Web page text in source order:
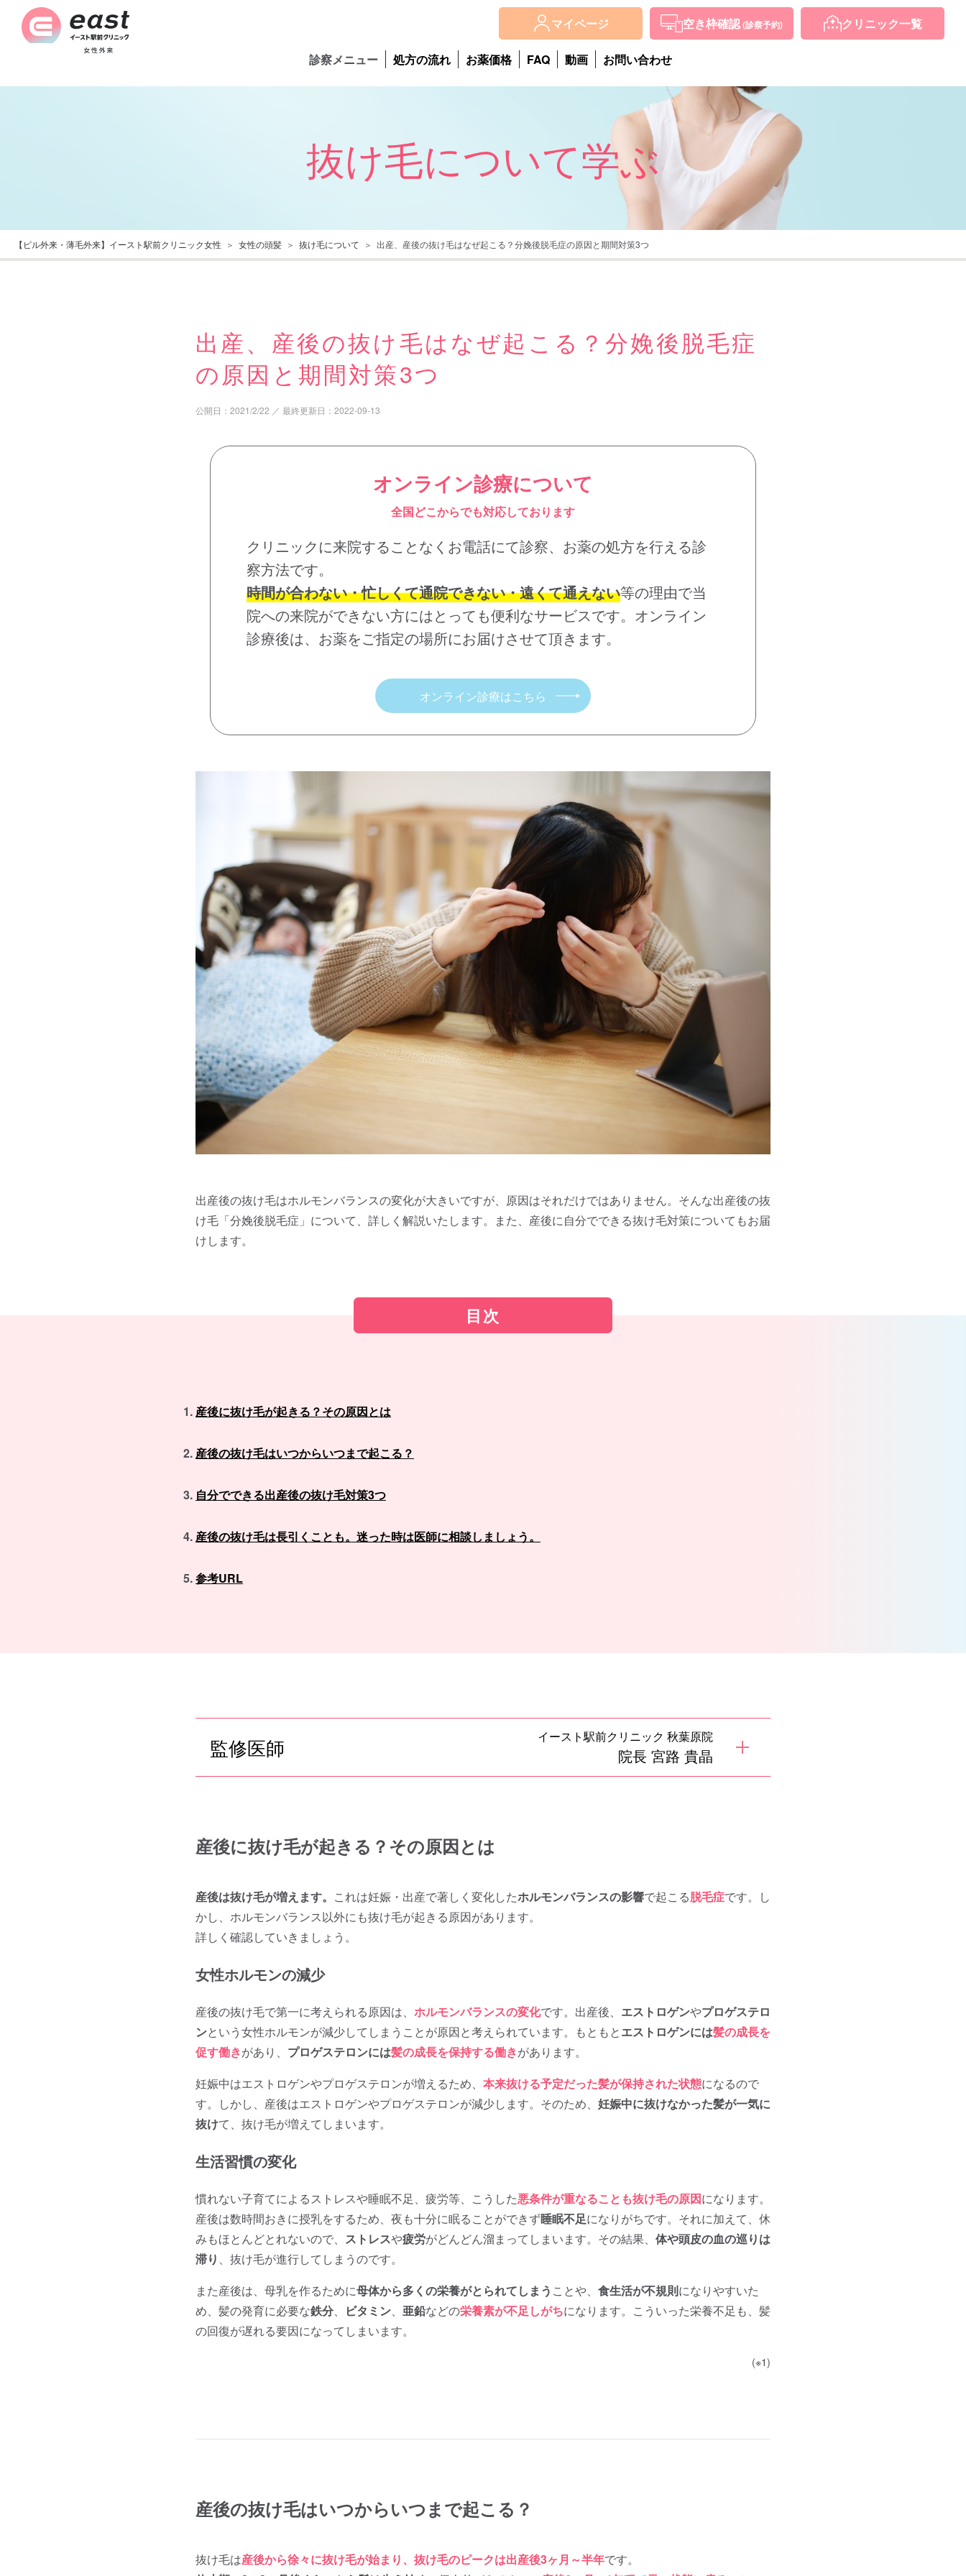
マイページ 空き枠確認(診察予約) クリニック一覧
診察メニュー 処方の流れ お薬価格 FAQ 動画 お問い合わせ
抜け毛について学ぶ
【ピル外来・薄毛外来】イースト駅前クリニック女性 女性の頭髪 抜け毛について 出産、産後の抜け毛はなぜ起こる？分娩後脱毛症の原因と期間対策3つ
出産、産後の抜け毛はなぜ起こる？分娩後脱毛症
の原因と期間対策3つ
公開日： 2021/2/22 ／ 最終更新日： 2022-09-13
オンライン診療について
全国どこからでも対応しております
クリニックに来院することなくお電話にて診察、お薬の処方を行える診
察方法です。
時間が合わない・忙しくて通院できない・遠くて通えない等の理由で当
院への来院ができない方にはとっても便利なサービスです。オンライン
診療後は、お薬をご指定の場所にお届けさせて頂きます。
オンライン診療はこちら
出産後の抜け毛はホルモンバランスの変化が大きいですが、原因はそれだけではありません。そんな出産後の抜
け毛「分娩後脱毛症」について、詳しく解説いたします。また、産後に自分でできる抜け毛対策についてもお届
けします。
目次
産後に抜け毛が起きる？その原因とは
産後の抜け毛はいつからいつまで起こる？
自分でできる出産後の抜け毛対策3つ
産後の抜け毛は長引くことも。迷った時は医師に相談しましょう。
参考URL
監修医師 イースト駅前クリニック 秋葉原院
院長 宮路 貴晶
産後に抜け毛が起きる？その原因とは
産後は抜け毛が増えます。 これは妊娠・出産で著しく変化したホルモンバランスの影響で起こる脱毛症です。し
かし、ホルモンバランス以外にも抜け毛が起きる原因があります。
詳しく確認していきましょう。
女性ホルモンの減少
産後の抜け毛で第一に考えられる原因は、 ホルモンバランスの変化です。出産後、 エストロゲンやプロゲステロ
ンという女性ホルモンが減少してしまうことが原因と考えられています。もともとエストロゲンには髪の成長を
促す働きがあり、 プロゲステロンには髪の成長を保持する働きがあります。
妊娠中はエストロゲンやプロゲステロンが増えるため、 本来抜ける予定だった髪が保持された状態になるので
す。しかし、産後はエストロゲンやプロゲステロンが減少します。そのため、 妊娠中に抜けなかった髪が一気に
抜けて、抜け毛が増えてしまいます。
生活習慣の変化
慣れない子育てによるストレスや睡眠不足、疲労等、こうした悪条件が重なることも抜け毛の原因になります。
産後は数時間おきに授乳をするため、夜も十分に眠ることができず睡眠不足になりがちです。それに加えて、休
みもほとんどとれないので、 ストレスや疲労がどんどん溜まってしまいます。その結果、 体や頭皮の血の巡りは
滞り 、抜け毛が進行してしまうのです。
また産後は、母乳を作るために母体から多くの栄養がとられてしまう ことや、 食生活が不規則になりやすいた
め、髪の発育に必要な鉄分、 ビタミン、 亜鉛などの栄養素が不足しがちになります。こういった栄養不足も、髪
の回復が遅れる要因になってしまいます。
(※1)
産後の抜け毛はいつからいつまで起こる？
抜け毛は産後から徐々に抜け毛が始まり、抜け毛のピークは出産後3ヶ月～半年です。